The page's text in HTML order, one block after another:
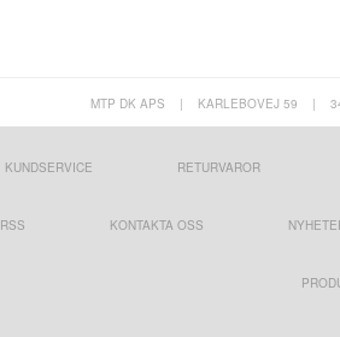
MTP DK APS | KARLEBOVEJ 59 |
KUNDSERVICE RETURVAROR
RSS KONTAKTA OSS